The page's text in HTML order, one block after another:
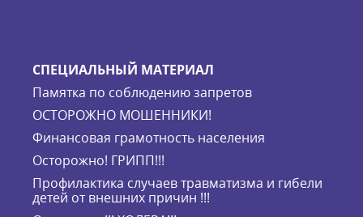
СПЕЦИАЛЬНЫЙ МАТЕРИАЛ
Памятка по соблюдению запретов
ОСТОРОЖНО МОШЕННИКИ!
Финансовая грамотность населения
Осторожно! ГРИПП!!!
Профилактика случаев травматизма и гибели
детей от внешних причин !!!